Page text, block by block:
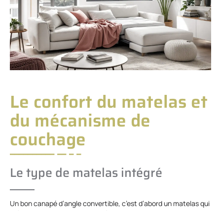
Le confort du matelas et
du mécanisme de
couchage
Le type de matelas intégré
Un bon canapé d’angle convertible, c’est d’abord un matelas qui